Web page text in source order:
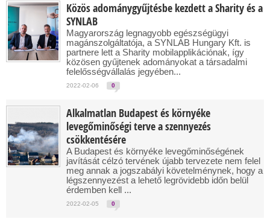
Közös adománygyűjtésbe kezdett a Sharity és a
SYNLAB
Magyarország legnagyobb egészségügyi
magánszolgáltatója, a SYNLAB Hungary Kft. is
partnere lett a Sharity mobilapplikációnak, így
közösen gyűjtenek adományokat a társadalmi
felelősségvállalás jegyében...
2022-02-06 0
Alkalmatlan Budapest és környéke
levegőminőségi terve a szennyezés
csökkentésére
A Budapest és környéke levegőminőségének
javítását célzó tervének újabb tervezete nem felel
meg annak a jogszabályi követelménynek, hogy a
légszennyezést a lehető legrövidebb időn belül
érdemben kell ...
2022-02-05 0